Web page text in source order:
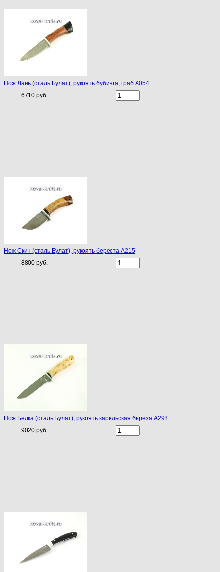
Нож Лань (сталь Булат), рукоять бубинга, граб A054
6710 руб.
Нож Скин (сталь Булат), рукоять береста A215
8800 руб.
Нож Белка (сталь Булат), рукоять карельская береза A298
9020 руб.